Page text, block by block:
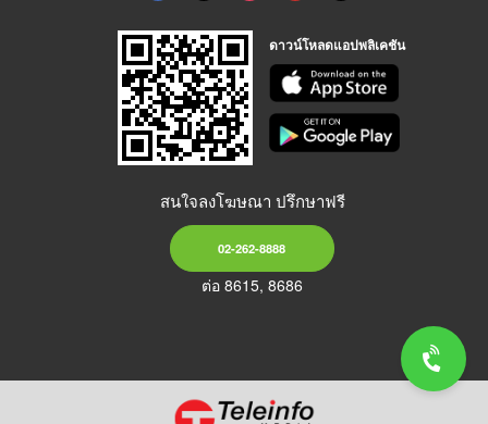
ดาวน์โหลดแอปพลิเคชัน
สนใจลงโฆษณา ปรึกษาฟรี
02-262-8888
ต่อ 8615, 8686